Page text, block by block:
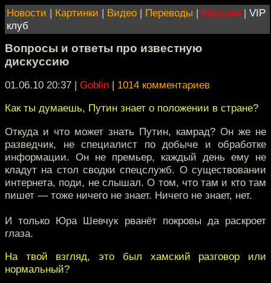
Новости | Картинки | Видео | Переводы | Магазин | VIP
клуб
Вопросы и ответы про известную
дискуссию
01.06.10 20:37 | Goblin | 1014 комментариев
Как ты думаешь, Путин знает о положении в стране?
Откуда и что может знать Путин, камрад? Он же не
разведчик, не специалист по добыче и обработке
информации. Он не премьер, каждый день ему не
кладут на стол сводки спецслужб. О существовании
интернета, поди, не слышал. О том, что там и кто там
пишет — тоже ничего не знает. Ничего не знает, нет.
И только Юра Шевчук рванёт покровы да раскроет
глаза.
На твой взгляд, это был хамский разговор или
нормальный?